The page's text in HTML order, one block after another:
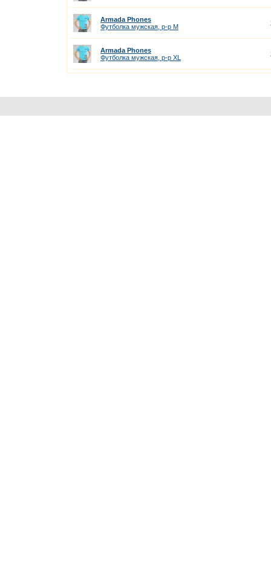
Armada Phones
Футболка мужская, р-р M
Armada Phones
Футболка мужская, р-р XL